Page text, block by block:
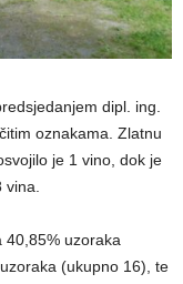
dipl. ing.
oznakama. Zlatnu
je 1 vino, dok je
vina.
40,85% uzoraka
(ukupno 16), te